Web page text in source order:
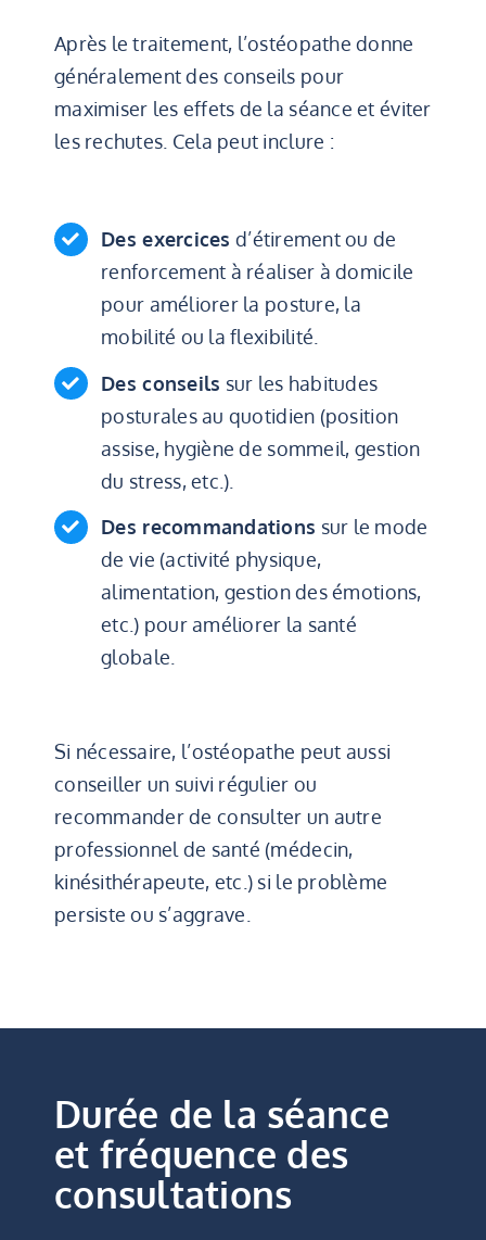
Après le traitement, l’ostéopathe donne
généralement des conseils pour
maximiser les effets de la séance et éviter
les rechutes. Cela peut inclure :
Des exercices d’étirement ou de
renforcement à réaliser à domicile
pour améliorer la posture, la
mobilité ou la flexibilité.
Des conseils sur les habitudes
posturales au quotidien (position
assise, hygiène de sommeil, gestion
du stress, etc.).
Des recommandations sur le mode
de vie (activité physique,
alimentation, gestion des émotions,
etc.) pour améliorer la santé
globale.
Si nécessaire, l’ostéopathe peut aussi
conseiller un suivi régulier ou
recommander de consulter un autre
professionnel de santé (médecin,
kinésithérapeute, etc.) si le problème
persiste ou s’aggrave.
Durée de la séance
et fréquence des
consultations